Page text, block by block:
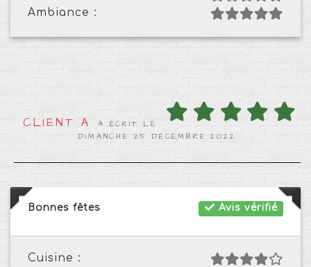
Ambiance :
CLIENT A
A ÉCRIT LE
DIMANCHE 25 DÉCEMBRE 2022
Avis vérifié
Bonnes fêtes
Cuisine :